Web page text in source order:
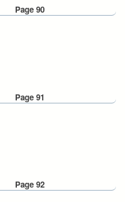
Page 90
Page 91
Page 92